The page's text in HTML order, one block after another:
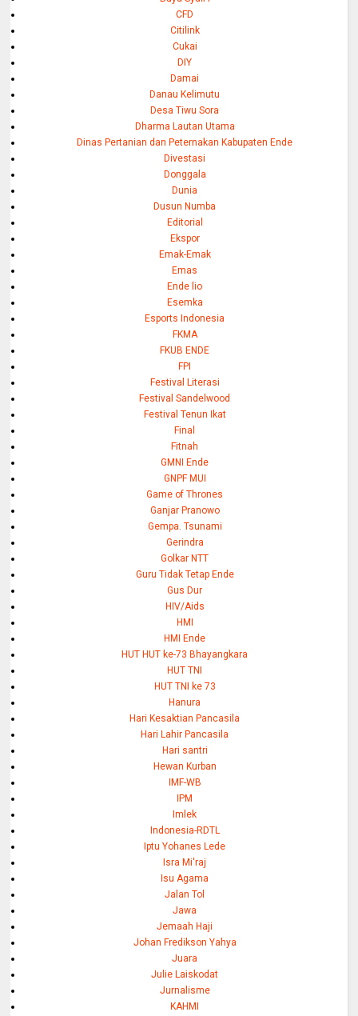
CFD
Citilink
Cukai
DIY
Damai
Danau Kelimutu
Desa Tiwu Sora
Dharma Lautan Utama
Dinas Pertanian dan Peternakan Kabupaten Ende
Divestasi
Donggala
Dunia
Dusun Numba
Editorial
Ekspor
Emak-Emak
Emas
Ende lio
Esemka
Esports Indonesia
FKMA
FKUB ENDE
FPI
Festival Literasi
Festival Sandelwood
Festival Tenun Ikat
Final
Fitnah
GMNI Ende
GNPF MUI
Game of Thrones
Ganjar Pranowo
Gempa. Tsunami
Gerindra
Golkar NTT
Guru Tidak Tetap Ende
Gus Dur
HIV/Aids
HMI
HMI Ende
HUT HUT ke-73 Bhayangkara
HUT TNI
HUT TNI ke 73
Hanura
Hari Kesaktian Pancasila
Hari Lahir Pancasila
Hari santri
Hewan Kurban
IMF-WB
IPM
Imlek
Indonesia-RDTL
Iptu Yohanes Lede
Isra Mi'raj
Isu Agama
Jalan Tol
Jawa
Jemaah Haji
Johan Fredikson Yahya
Juara
Julie Laiskodat
Jurnalisme
KAHMI